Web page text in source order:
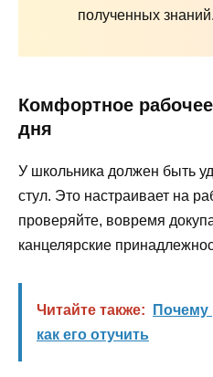
полученных знаний.
Комфортное
дня
У школьника должен быть
стул. Это настраивает на
проверяйте, вовремя
канцелярские
Читайте также:
Почему
как его отучить